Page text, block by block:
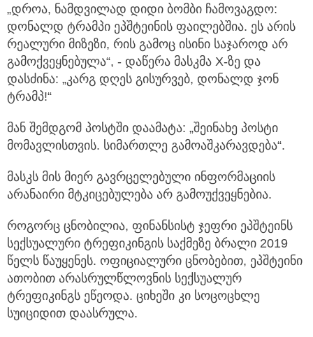
„დროა, ნამდვილად დიდი ბომბი ჩამოვაგდო:
დონალდ ტრამპი ეპშტეინის ფაილებშია. ეს არის
რეალური მიზეზი, რის გამოც ისინი საჯაროდ არ
გამოქვეყნებულა“, - დაწერა მასკმა X-ზე და
დასძინა: „კარგ დღეს გისურვებ, დონალდ ჯონ
ტრამპ!“
მან შემდგომ პოსტში დაამატა: „შეინახე პოსტი
მომავლისთვის. სიმართლე გამოაშკარავდება“.
მასკს მის მიერ გავრცელებული ინფორმაციის
არანაირი მტკიცებულება არ გამოუქვეყნებია.
როგორც ცნობილია, ფინანსისტ ჯეფრი ეპშტეინს
სექსუალური ტრეფიკინგის საქმეზე ბრალი 2019
წელს წაუყენეს. ოფიციალური ცნობებით, ეპშტეინი
ათობით არასრულწლოვნის სექსუალურ
ტრეფიკინგს ეწეოდა. ციხეში კი სოცოცხლე
სუიციდით დაასრულა.